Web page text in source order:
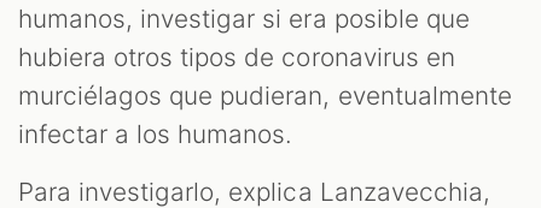
humanos, investigar si era posible que
hubiera otros tipos de coronavirus en
murciélagos que pudieran, eventualmente
infectar a los humanos.
Para investigarlo, explica Lanzavecchia,